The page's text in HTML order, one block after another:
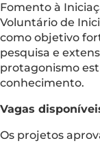
Fomento à
Voluntário de
como objetivo
pesquisa e
protagonismo
conhecimento.
Vagas
Os projetos